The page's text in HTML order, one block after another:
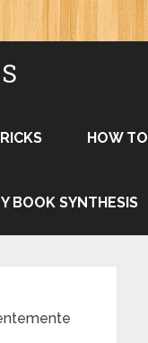
HOW TO
BOOK SYNTHESIS